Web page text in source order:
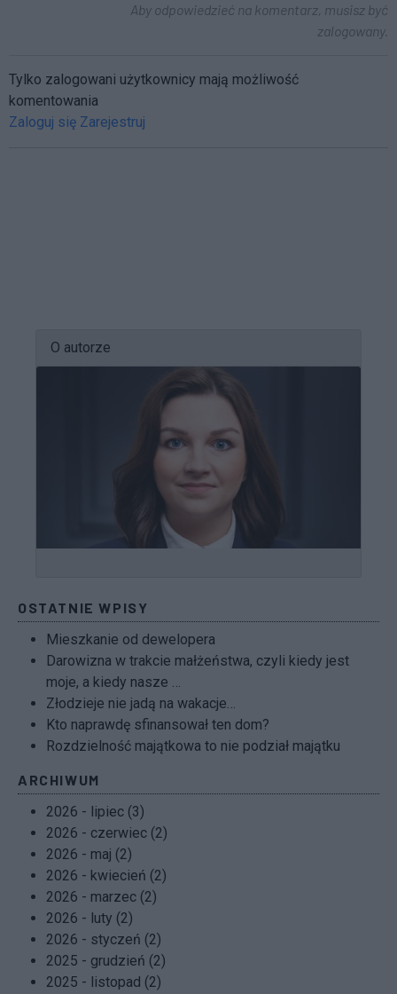
Aby odpowiedzieć na komentarz, musisz być
zalogowany.
Tylko zalogowani użytkownicy mają możliwość
komentowania
Zaloguj się Zarejestruj
O autorze
OSTATNIE WPISY
Mieszkanie od dewelopera
Darowizna w trakcie małżeństwa, czyli kiedy jest
moje, a kiedy nasze …
Złodzieje nie jadą na wakacje…
Kto naprawdę sfinansował ten dom?
Rozdzielność majątkowa to nie podział majątku
ARCHIWUM
2026 - lipiec (3)
2026 - czerwiec (2)
2026 - maj (2)
2026 - kwiecień (2)
2026 - marzec (2)
2026 - luty (2)
2026 - styczeń (2)
2025 - grudzień (2)
2025 - listopad (2)